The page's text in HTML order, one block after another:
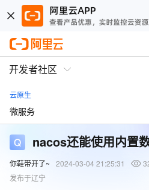
开发者社区
云原生
微服务
nacos还能使用内置
你鞋带开了~ 2024-03-04 21:25:31
发布于辽宁